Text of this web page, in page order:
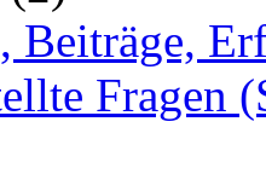
Beiträge,
Fragen